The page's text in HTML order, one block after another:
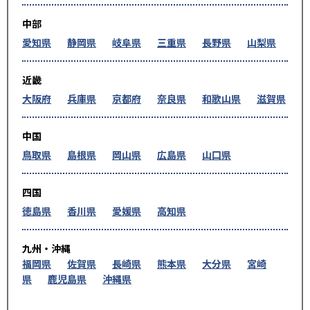
中部
愛知県
静岡県 岐阜県 三重県 長野県 山梨県
近畿
大阪府
兵庫県 京都府 奈良県 和歌山県 滋賀県
中国
鳥取県
島根県 岡山県 広島県 山口県
四国
徳島県
香川県 愛媛県 高知県
九州・沖縄
福岡県
佐賀県 長崎県 熊本県 大分県
宮崎
県
鹿児島県 沖縄県